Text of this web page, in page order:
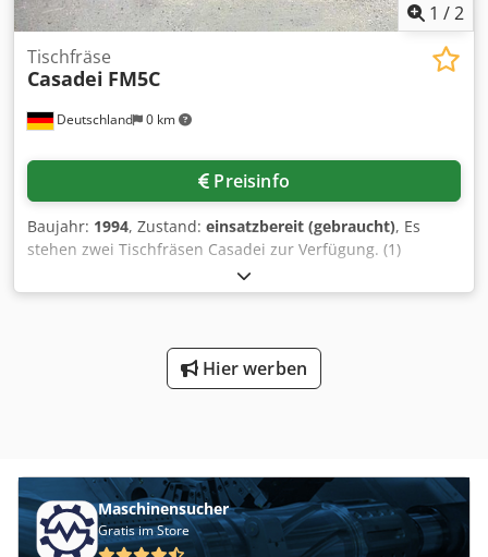
1 /2
Deutschland 0 km
Tischfräse
Casadei FM5C
Preisinfo
Baujahr: 1994, Zustand: einsatzbereit (gebraucht), Es
stehen zwei Tischfräsen Casadei zur Verfügung. (1)
Casadei FM5L, max. Fräshöhe: 100mm, Motorleistung: 6kW,
Länge: 2540mm, Breite: 1195mm, Höhe: 1500mm, Gewicht:
Rollwagen. Eine Besichtigung vor Ort ist möglich. Csdpfx
Hier werben
Maschinensucher
Gratis im Store